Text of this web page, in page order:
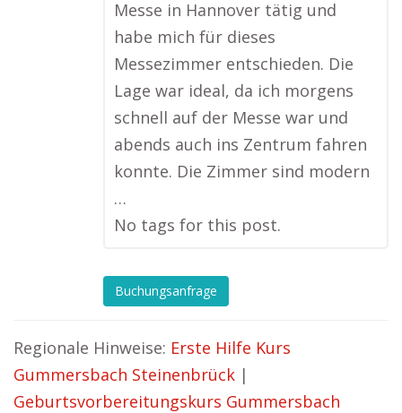
Messe in Hannover tätig und
habe mich für dieses
Messezimmer entschieden. Die
Lage war ideal, da ich morgens
schnell auf der Messe war und
abends auch ins Zentrum fahren
konnte. Die Zimmer sind modern
…
No tags for this post.
Buchungsanfrage
Regionale Hinweise: Erste Hilfe Kurs
Gummersbach Steinenbrück |
Geburtsvorbereitungskurs Gummersbach